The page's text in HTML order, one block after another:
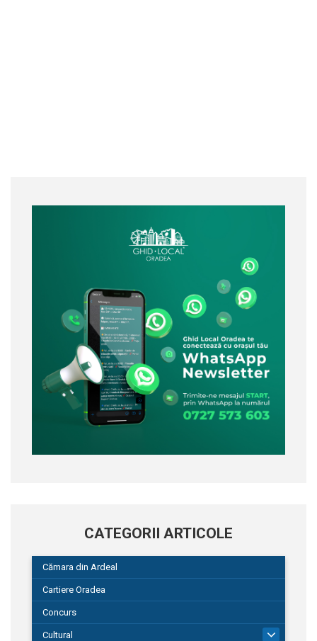
CATEGORII ARTICOLE
Cămara din Ardeal
Cartiere Oradea
Concurs
Cultural